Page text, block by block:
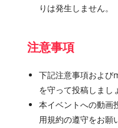
りは発生しません。
注意事項
下記注意事項および
を守って投稿しまし
本イベントへの動画
用規約の遵守をお願